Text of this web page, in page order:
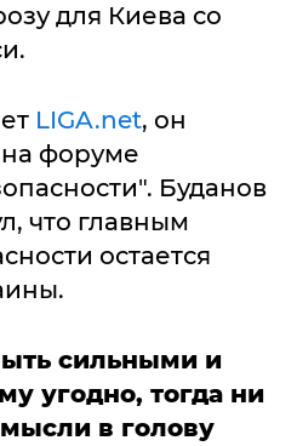
для Киева со
LIGA.net, он
на форуме
Буданов
что главным
остается
сильными и
угодно, тогда ни
в голову